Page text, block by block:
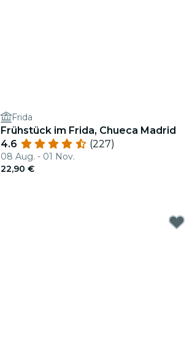
Frida
Frühstück im Frida, Chueca Madrid
4.6
(227)
08 Aug. - 01 Nov.
22,90 €